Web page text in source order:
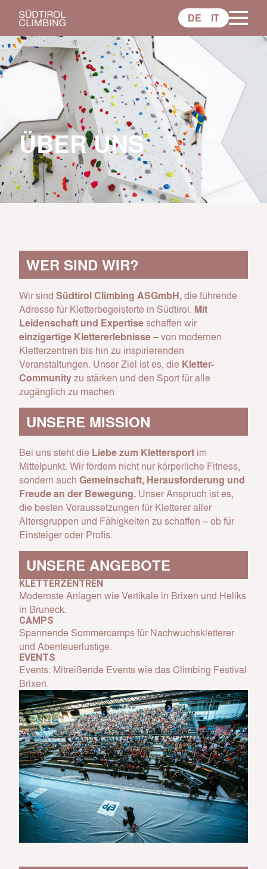
DE IT
ÜBER UNS
WER SIND WIR?
Wir sind Südtirol Climbing ASGmbH,die führende
Adresse für Kletterbegeisterte in Südtirol. Mit
Leidenschaft und Expertiseschaffen wir
einzigartige Klettererlebnisse– von modernen
Kletterzentren bis hin zu inspirierenden
Veranstaltungen. Unser Ziel ist es, die Kletter-
Communityzu stärken und den Sport für alle
zugänglich zu machen.
UNSERE MISSION
Bei uns steht die Liebe zum Klettersport im
Mittelpunkt. Wir fördern nicht nur körperliche Fitness,
sondern auch Gemeinschaft, Herausforderung und
Freude an der Bewegung. Unser Anspruch ist es,
die besten Voraussetzungen für Kletterer aller
Altersgruppen und Fähigkeiten zu schaffen – ob für
Einsteiger oder Profis.
UNSERE ANGEBOTE
KLETTERZENTREN
Modernste Anlagen wie Vertikale in Brixen und Heliks
in Bruneck.
CAMPS
Spannende Sommercamps für Nachwuchskletterer
und Abenteuerlustige.
EVENTS
Events: Mitreißende Events wie das Climbing Festival
Brixen.